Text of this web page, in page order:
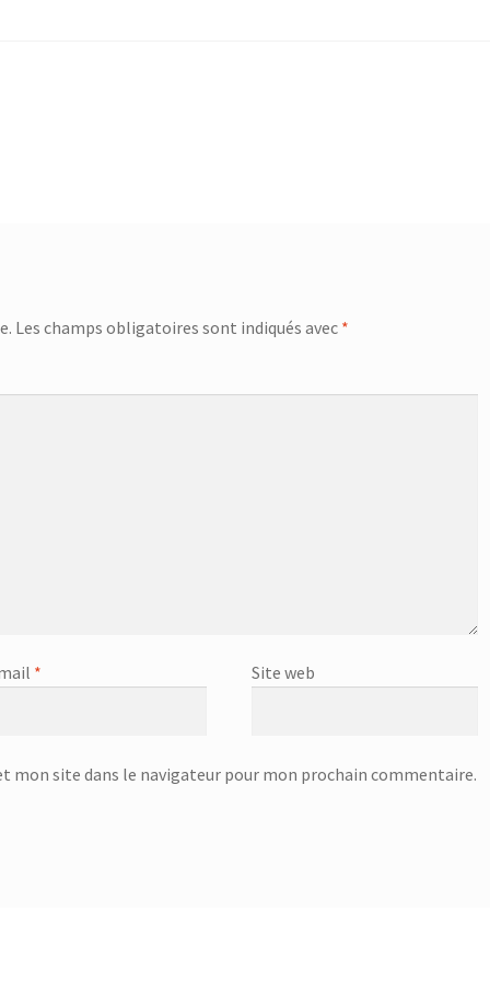
Les champs obligatoires sont indiqués avec *
* Site web
mon site dans le navigateur pour mon prochain commentaire.